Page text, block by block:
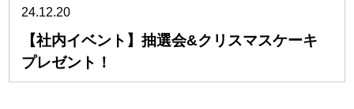
24.12.20
【社内イベント】抽選会&クリスマスケーキ
プレゼント！